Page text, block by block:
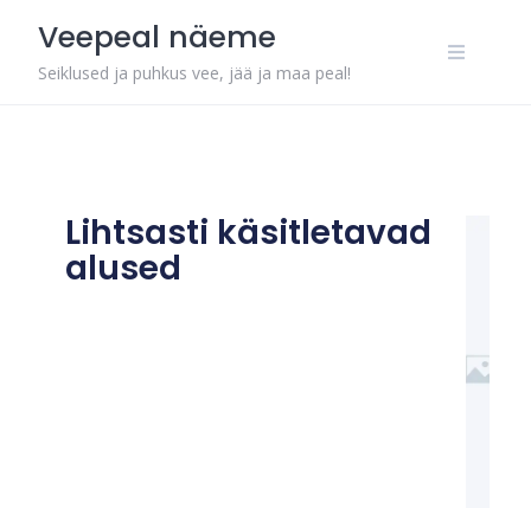
Veepeal näeme
Seiklused ja puhkus vee, jää ja maa peal!
Lihtsasti käsitletavad
alused